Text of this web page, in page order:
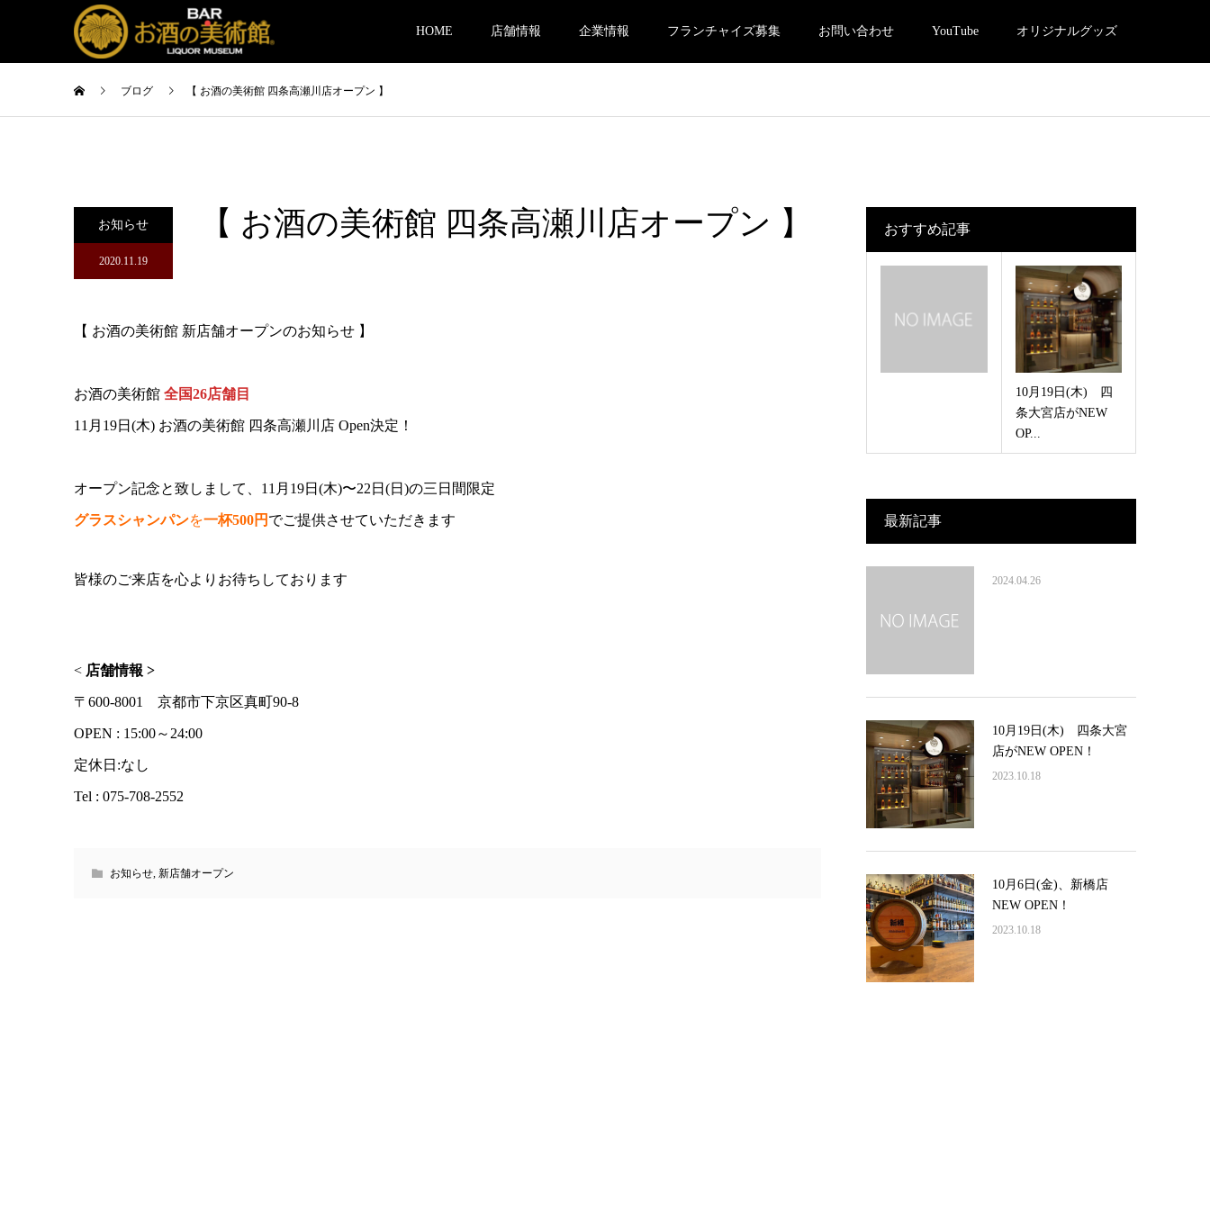
HOME 店舗情報 企業情報 フランチャイズ募集 お問い合わせ YouTube オリジナルグッズ
ブログ 【 お酒の美術館 四条高瀬川店オープン 】
お知らせ
2020.11.19
【 お酒の美術館 四条高瀬川店オープン 】
【 お酒の美術館 新店舗オープンのお知らせ 】
お酒の美術館 全国26店舗目
11月19日(木) お酒の美術館 四条高瀬川店 Open決定！
オープン記念と致しまして、11月19日(木)〜22日(日)の三日間限定
グラスシャンパンを一杯500円 でご提供させていただきます
皆様のご来店を心よりお待ちしております
< 店舗情報 >
〒600-8001 京都市下京区真町90-8
OPEN : 15:00～24:00
定休日:なし
Tel : 075-708-2552
お知らせ, 新店舗オープン
おすすめ記事
10月19日(木) 四
条大宮店がNEW
OP...
最新記事
2024.04.26
10月19日(木) 四条大宮
店がNEW OPEN！
2023.10.18
10月6日(金)、新橋店
NEW OPEN！
2023.10.18